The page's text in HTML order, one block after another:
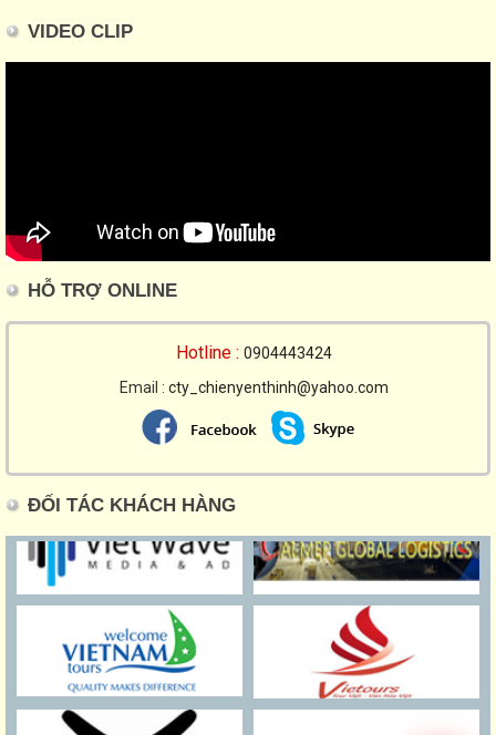
VIDEO CLIP
HỖ TRỢ ONLINE
Hotline : 0904443424
Email : cty_chienyenthinh@yahoo.com
ĐỐI TÁC KHÁCH HÀNG